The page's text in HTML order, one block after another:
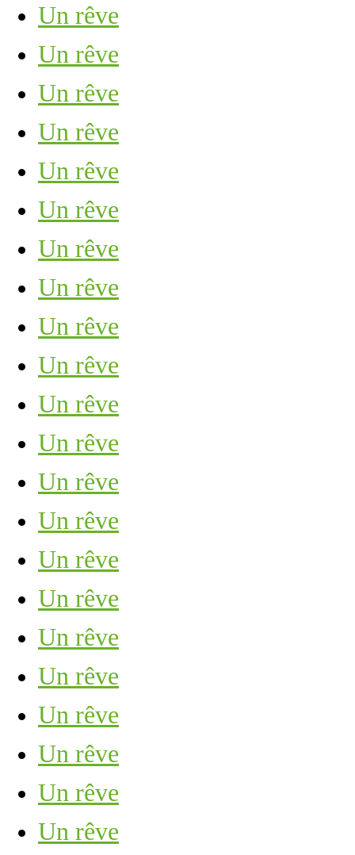
Un rêve
Un rêve
Un rêve
Un rêve
Un rêve
Un rêve
Un rêve
Un rêve
Un rêve
Un rêve
Un rêve
Un rêve
Un rêve
Un rêve
Un rêve
Un rêve
Un rêve
Un rêve
Un rêve
Un rêve
Un rêve
Un rêve